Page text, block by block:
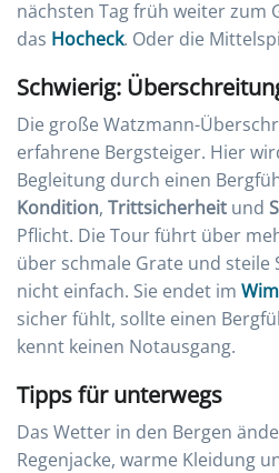
nächsten Tag früh weiter zum
das Hocheck. Oder die
Schwierig:
Die große Watzmann-
erfahrene Bergsteiger. Hier
Begleitung durch einen
Kondition, Trittsicherheit und
Pflicht. Die Tour führt über
über schmale Grate und steile
nicht einfach. Sie endet im
sicher fühlt, sollte einen
kennt keinen Notausgang.
Tipps für unterwegs
Das Wetter in den Bergen
Regenjacke, warme Kleidung